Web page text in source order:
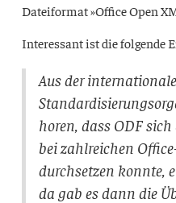
Dateiformat »Office Open
Interessant ist die folgende
Aus der
hören, dass ODFsich
bei zahlreichen
durchsetzen konnte,
da gab es dann die